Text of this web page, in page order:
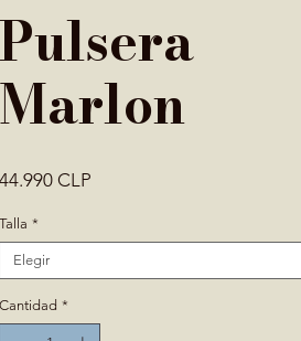
Pulsera
Marlon
44.990 CLP
Talla *
Elegir
Cantidad *